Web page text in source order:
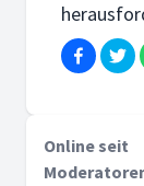
Online seit